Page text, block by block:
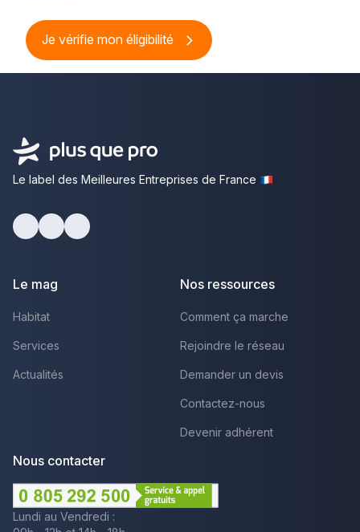
Je vérifie mon éligibilité
Le label des Meilleures Entreprises de France
Le mag
Habitat
Services
Actualités
Nos ressources
Comment ça marche
Rejoindre le réseau
Demander un devis
Contactez-nous
Devenir adhérent
Nous contacter
Lundi au Vendredi :